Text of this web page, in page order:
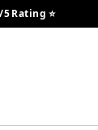
Rating ⭐️